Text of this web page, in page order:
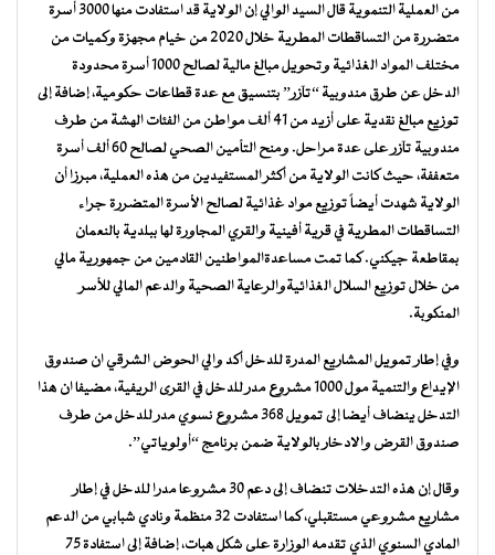
من العملية التنموية قال السيد الوالي إن الولاية قد استفادت منها 3000 أسرة
متضررة من التساقطات المطرية خلال 2020 من خيام مجهزة وكميات من
مختلف المواد الغذائية وتحويل مبالغ مالية لصالح 1000 أسرة محدودة
الدخل عن طرق مندوبية “تآزر” بتنسيق مع عدة قطاعات حكومية، إضافة إلى
توزيع مبالغ نقدية على أزيد من 41 ألف مواطن من الفئات الهشة من طرف
مندوبية تآزر على عدة مراحل. ومنح التأمين الصحي لصالح 60 ألف أسرة
متعففة، حيث كانت الولاية من أكثر المستفيدين من هذه العملية، مبرزا أن
الولاية شهدت أيضاً توزيع مواد غذائية لصالح الأسرة المتضررة جراء
التساقطات المطرية في قرية أفينية والقري المجاورة لها ببلدية بالنعمان
بمقاطعة جيكني. كما تمت مساعدةالمواطنين القادمين من جمهورية مالي
من خلال توزيع السلال الغذائيةوالرعاية الصحية والدعم المالي للأسر
المنكوبة.
وفي إطار تمويل المشاريع المدرة للدخل أكد والي الحوض الشرقي ان صندوق
الإيداع والتنمية مول 1000 مشروع مدر للدخل في القرى الريفية، مضيفا ان هذا
التدخل ينضاف أيضا إلى تمويل 368 مشروع نسوي مدر للدخل من طرف
صندوق القرض والادخار بالولاية ضمن برنامج “أولوياتي”.
وقال إن هذه التدخلات تنضاف إلى دعم 30 مشروعا مدرا للدخل في إطار
مشاريع مشروعي مستقبلي، كما استفادت 32 منظمة ونادي شبابي من الدعم
المادي السنوي الذي تقدمه الوزارة على شكل هبات، إضافة إلى استفادة 75